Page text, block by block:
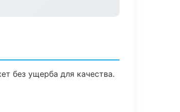
без ущерба для качества.